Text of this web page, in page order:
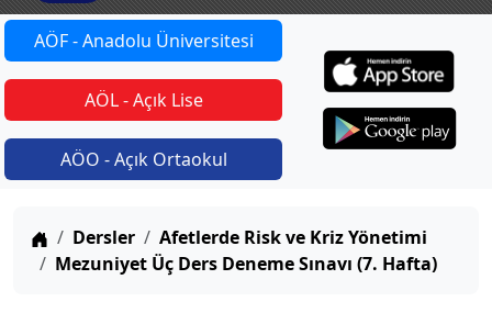
AÖF - Anadolu Üniversitesi
AÖL - Açık Lise
AÖO - Açık Ortaokul
Anasayfa
Dersler
Afetlerde Risk ve Kriz Yönetimi
Mezuniyet Üç Ders Deneme Sınavı (7. Hafta)